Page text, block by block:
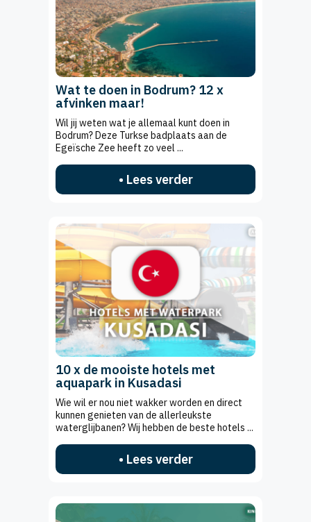
Wat te doen in Bodrum? 12 x
afvinken maar!
Wil jij weten wat je allemaal kunt doen in
Bodrum? Deze Turkse badplaats aan de
Egeïsche Zee heeft zo veel ...
• Lees verder
10 x de mooiste hotels met
aquapark in Kusadasi
Wie wil er nou niet wakker worden en direct
kunnen genieten van de allerleukste
waterglijbanen? Wij hebben de beste hotels ...
• Lees verder